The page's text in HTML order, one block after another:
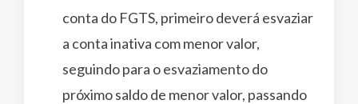
conta do FGTS, primeiro deverá esvaziar
a conta inativa com menor valor,
seguindo para o esvaziamento do
próximo saldo de menor valor, passando